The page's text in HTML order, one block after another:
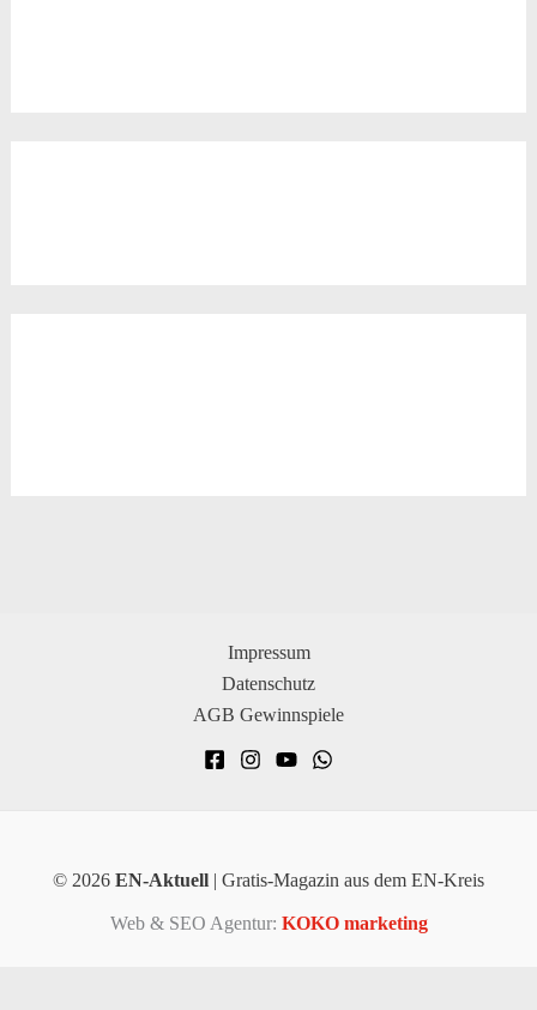
Impressum
Datenschutz
AGB Gewinnspiele
© 2026 EN-Aktuell | Gratis-Magazin aus dem EN-Kreis
Web & SEO Agentur: KOKO marketing